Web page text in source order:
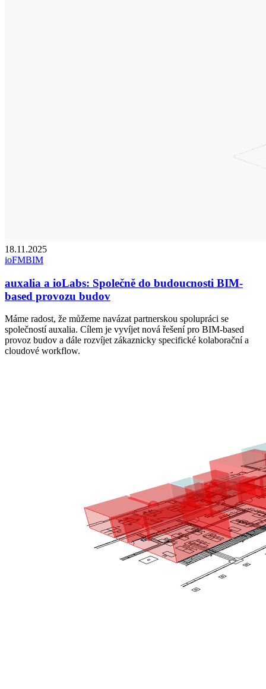
18.11.2025
ioFMBIM
auxalia a ioLabs: Společně do budoucnosti BIM-
based provozu budov
Máme radost, že můžeme navázat partnerskou spolupráci se
společností auxalia. Cílem je vyvíjet nová řešení pro BIM-based
provoz budov a dále rozvíjet zákaznicky specifické kolaborační a
cloudové workflow.